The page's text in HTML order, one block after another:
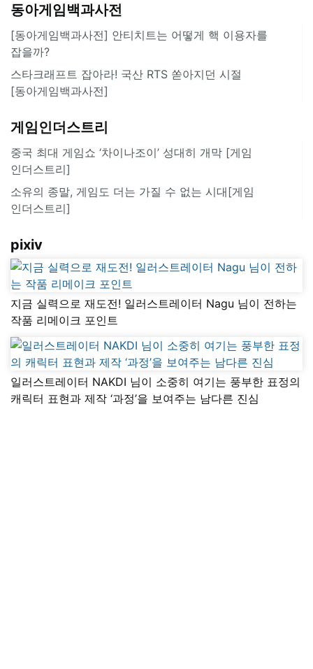
동아게임백과사전
[동아게임백과사전] 안티치트는 어떻게 핵 이용자를
잡을까?
스타크래프트 잡아라! 국산 RTS 쏟아지던 시절
[동아게임백과사전]
게임인더스트리
중국 최대 게임쇼 ‘차이나조이’ 성대히 개막 [게임
인더스트리]
소유의 종말, 게임도 더는 가질 수 없는 시대[게임
인더스트리]
pixiv
지금 실력으로 재도전! 일러스트레이터 Nagu 님이 전하는
작품 리메이크 포인트
일러스트레이터 NAKDI 님이 소중히 여기는 풍부한 표정의
캐릭터 표현과 제작 ‘과정’을 보여주는 남다른 진심